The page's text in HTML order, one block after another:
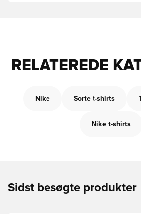
RELATEREDE
Nike Sorte t-shirts
Nike t-shirts
Sidst besøgte produkter